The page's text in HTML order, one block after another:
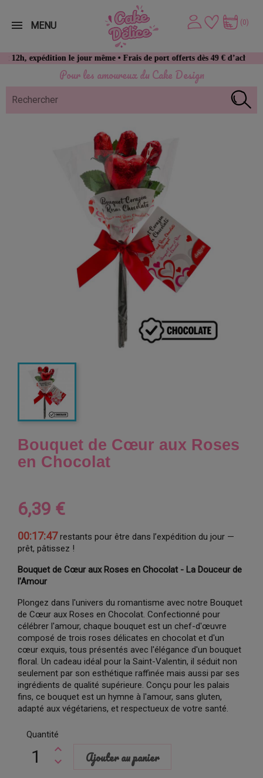
Pour les amoureux du Cake Design
le jour même • Frais de port offerts dès 49 € d’achat
(0)
MENU
Bouquet de Cœur aux Roses
en Chocolat
6,39 €
00:17:46restants pour être dans l’expédition du jour —
prêt, pâtissez !
Bouquet de Cœur aux Roses en Chocolat - La Douceur de
l'Amour
Plongez dans l'univers du romantisme avec notre Bouquet
de Cœur aux Roses en Chocolat. Confectionné pour
célébrer l'amour, chaque bouquet est un chef-d'œuvre
composé de trois roses délicates en chocolat et d'un
cœur exquis, tous présentés avec l'élégance d'un bouquet
floral. Un cadeau idéal pour la Saint-Valentin, il séduit non
seulement par son esthétique raffinée mais aussi par ses
ingrédients de qualité supérieure. Conçu pour les palais
fins, ce bouquet est un hymne à l'amour, sans gluten,
adapté aux végétariens, et respectueux de votre santé.
Quantité
Ajouter au panier